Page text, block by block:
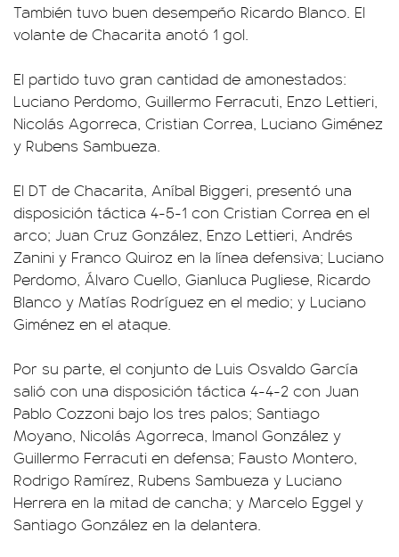
También tuvo buen desempeño Ricardo Blanco. El
volante de Chacarita anotó 1 gol.
El partido tuvo gran cantidad de amonestados:
Luciano Perdomo, Guillermo Ferracuti, Enzo Lettieri,
Nicolás Agorreca, Cristian Correa, Luciano Giménez
y Rubens Sambueza.
El DT de Chacarita, Aníbal Biggeri, presentó una
disposición táctica 4-5-1 con Cristian Correa en el
arco; Juan Cruz González, Enzo Lettieri, Andrés
Zanini y Franco Quiroz en la línea defensiva; Luciano
Perdomo, Álvaro Cuello, Gianluca Pugliese, Ricardo
Blanco y Matías Rodríguez en el medio; y Luciano
Giménez en el ataque.
Por su parte, el conjunto de Luis Osvaldo García
salió con una disposición táctica 4-4-2 con Juan
Pablo Cozzoni bajo los tres palos; Santiago
Moyano, Nicolás Agorreca, Imanol González y
Guillermo Ferracuti en defensa; Fausto Montero,
Rodrigo Ramírez, Rubens Sambueza y Luciano
Herrera en la mitad de cancha; y Marcelo Eggel y
Santiago González en la delantera.